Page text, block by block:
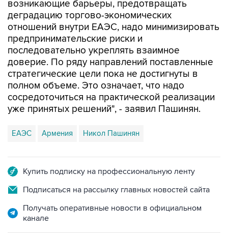
возникающие барьеры, предотвращать
деградацию торгово-экономических
отношений внутри ЕАЭС, надо минимизировать
предпринимательские риски и
последовательно укреплять взаимное
доверие. По ряду направлений поставленные
стратегические цели пока не достигнуты в
полном объеме. Это означает, что надо
сосредоточиться на практической реализации
уже принятых решений", - заявил Пашинян.
ЕАЭС Армения Никол Пашинян
Купить подписку на профессиональную ленту
Подписаться на рассылку главных новостей сайта
Получать оперативные новости в официальном
канале